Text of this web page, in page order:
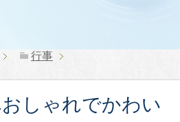
行事
しゃれでかわい